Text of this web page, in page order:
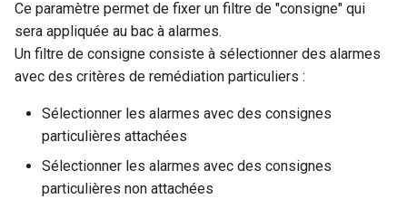
Ce paramètre permet de fixer un filtre de "consigne" qui
sera appliquée au bac à alarmes.
Un filtre de consigne consiste à sélectionner des alarmes
avec des critères de remédiation particuliers :
Sélectionner les alarmes avec des consignes
particulières attachées
Sélectionner les alarmes avec des consignes
particulières non attachées